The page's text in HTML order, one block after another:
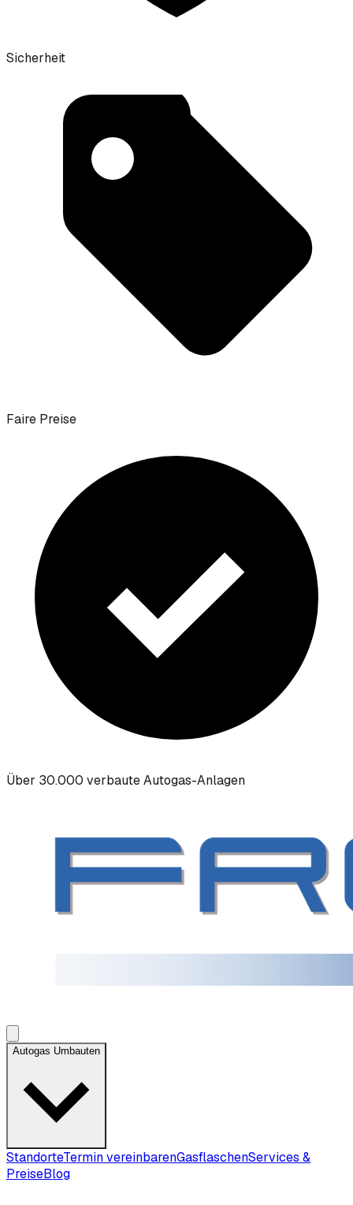
Sicherheit
Faire Preise
Über 30.000 verbaute Autogas-Anlagen
Autogas Umbauten
StandorteTermin vereinbarenGasflaschenServices &
PreiseBlog